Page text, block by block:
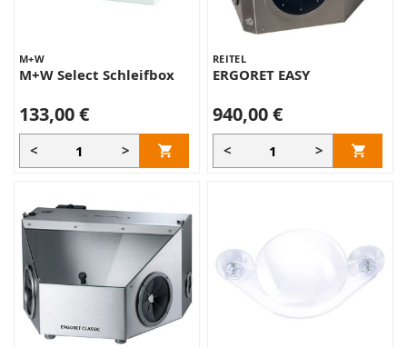
M+W
M+W Select Schleifbox
133,00 €
< >
REITEL
ERGORET EASY
940,00 €
< >